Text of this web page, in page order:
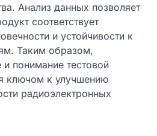
Анализ данных позволяет
соответствует
и устойчивости к
Таким образом,
и понимание тестовой
ключом к улучшению
радиоэлектронных